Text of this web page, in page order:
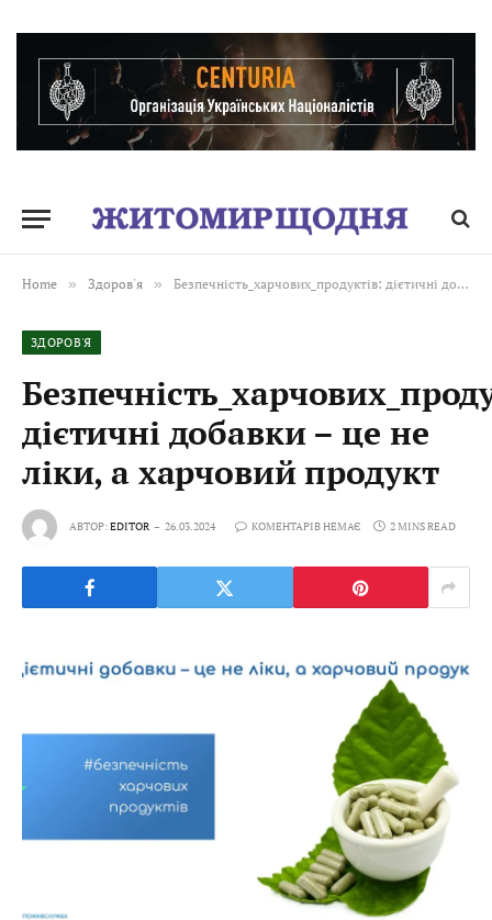
Home » Здоров'я » Безпечність_харчових_продуктів: дієтичні добавки – це не ліки, а харчовий продукт
ЗДОРОВ'Я
дієтичні добавки – це не
ліки, а харчовий продукт
АВТОР:EDITOR 26.03.2024 КОМЕНТАРІВ НЕМАЄ 2 MINS READ